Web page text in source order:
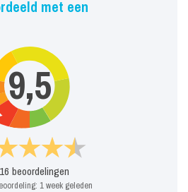
met een
9,5
beoordelingen
1 week geleden